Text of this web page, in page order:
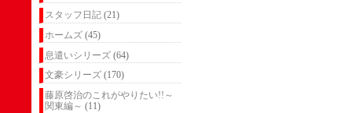
スタッフ日記 (21)
ホームズ (45)
息遣いシリーズ (64)
文豪シリーズ (170)
藤原啓治のこれがやりたい!!～
関東編～ (11)